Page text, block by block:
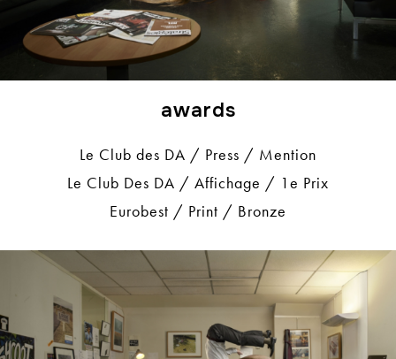
awards
Le Club des DA / Press / Mention
Le Club Des DA / Affichage / 1e Prix
Eurobest / Print / Bronze